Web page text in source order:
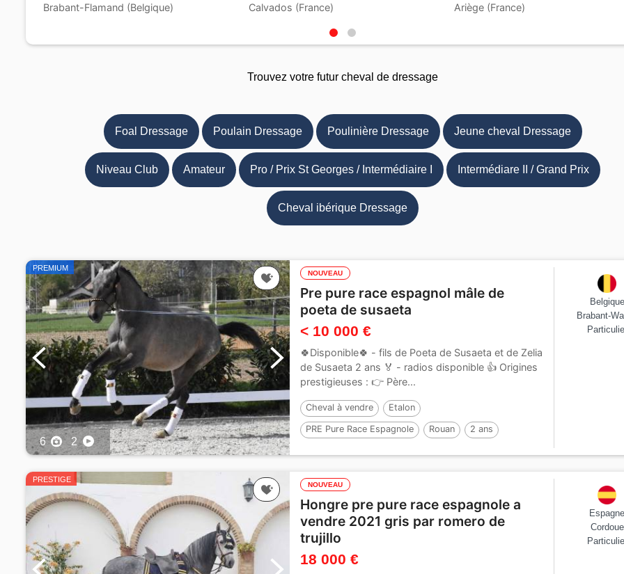
Brabant-Flamand (Belgique) Calvados (France) Ariège (France)
Trouvez votre futur cheval de dressage
Foal Dressage Poulain Dressage Poulinière Dressage Jeune cheval Dressage
Niveau Club Amateur Pro / Prix St Georges / Intermédiaire I Intermédiare II / Grand Prix
Cheval ibérique Dressage
PREMIUM
6 2
NOUVEAU
Pre pure race espagnol mâle de
poeta de susaeta
< 10 000 €
🍀Disponible🍀 - fils de Poeta de Susaeta et de Zelia
de Susaeta 2 ans 🏅 - radios disponible 👍 Origines
prestigieuses : 👉 Père...
Cheval à vendre Etalon
PRE Pure Race Espagnole Rouan 2 ans
Belgique
Brabant-
PRESTIGE
NOUVEAU
Hongre pre pure race espagnole a
vendre 2021 gris par romero de
trujillo
18 000 €
Cordoue